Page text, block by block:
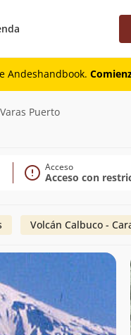
Andeshandbook.
Puerto
Acceso
Acceso con
Volcán Calbuco -